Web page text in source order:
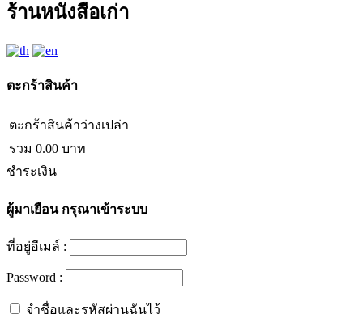
ร้านหนังสือเก่า
ตะกร้าสินค้า
ตะกร้าสินค้าว่างเปล่า
รวม 0.00 บาท
ชำระเงิน
ผู้มาเยือนกรุณาเข้าระบบ
ที่อยู่อีเมล์ :
Password :
จำชื่อและรหัสผ่านฉันไว้